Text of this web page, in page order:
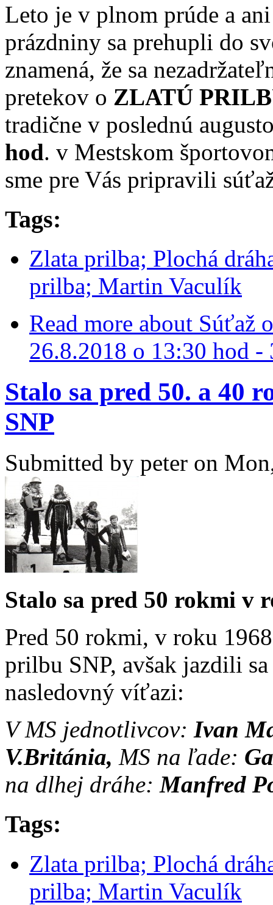
Leto je v plnom prúde a
prázdniny sa prehupli do
znamená, že sa
pretekov o ZLATÚ
tradične v poslednú
hod. v Mestskom
sme pre Vás pripravili
Tags:
Zlata prilba; Plochá
prilba; Martin Vaculík
Read more about Súťaž
26.8.2018 o 13:30 hod -
Stalo sa pred 50. a 40
SNP
Submitted by peter on
Stalo sa pred 50 rokmi v
Pred 50 rokmi, v roku
prilbu SNP, avšak jazdili
nasledovný víťazi:
V MS jednotlivcov: Ivan
V.Británia, MS na ľade:
na dlhej dráhe:Manfred
Tags:
Zlata prilba; Plochá
prilba; Martin Vaculík